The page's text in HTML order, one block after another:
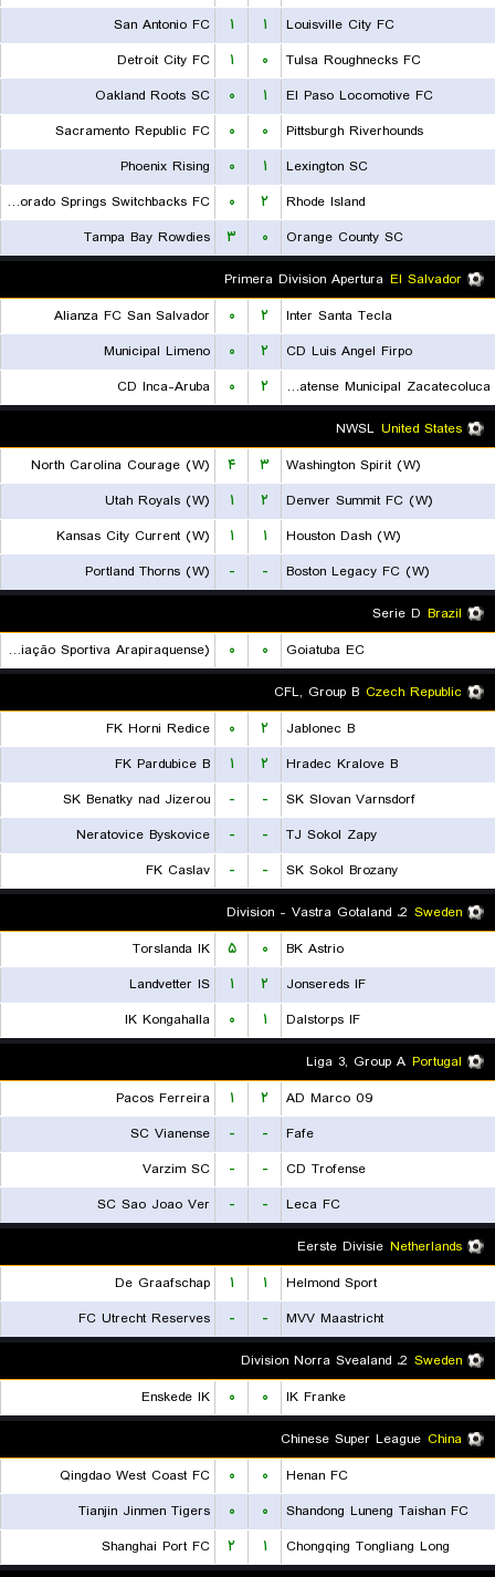
Louisville City FC ۱ ۱
San Antonio FC
Tulsa Roughnecks FC
۰ ۱
Detroit City FC
El Paso Locomotive FC
۱ ۰
Oakland Roots SC
Pittsburgh Riverhounds
۰ ۰
Sacramento Republic FC
Lexington SC
۱ ۰
Phoenix Rising
Rhode Island
۲ ۰
Colorado Springs Switchbacks FC
Orange County SC
۰ ۳
Tampa Bay Rowdies
El Salvador
Primera Division Apertura
Inter Santa Tecla
۲ ۰
Alianza FC San Salvador
CD Luis Angel Firpo
۲ ۰
Municipal Limeno
CD Platense Municipal Zacatecoluca
۲ ۰
CD Inca-Aruba
United States
NWSL
Washington Spirit (W)
۳ ۴
North Carolina Courage (W)
Denver Summit FC (W)
۲ ۱
Utah Royals (W)
Houston Dash (W)
۱ ۱
Kansas City Current (W)
Boston Legacy FC (W)
-
-
Portland Thorns (W)
Brazil
Serie D
Goiatuba EC
۰ ۰
ASA (Agremiação Sportiva Arapiraquense)
Czech Republic
CFL, Group B
Jablonec B
۲ ۰
FK Horni Redice
Hradec Kralove B
۲ ۱
FK Pardubice B
SK Slovan Varnsdorf
-
-
SK Benatky nad Jizerou
TJ Sokol Zapy
-
-
Neratovice Byskovice
SK Sokol Brozany
-
-
FK Caslav
Sweden
2. Division - Vastra Gotaland
BK Astrio
۰ ۵
Torslanda IK
Jonsereds IF
۲ ۱
Landvetter IS
Dalstorps IF
۱ ۰
IK Kongahalla
Portugal
Liga 3, Group A
AD Marco 09
۲ ۱
Pacos Ferreira
Fafe
-
-
SC Vianense
CD Trofense
-
-
Varzim SC
Leca FC
-
-
SC Sao Joao Ver
Netherlands
Eerste Divisie
Helmond Sport
۱ ۱
De Graafschap
MVV Maastricht
-
-
FC Utrecht Reserves
Sweden
2. Division Norra Svealand
IK Franke
۰ ۰
Enskede IK
China
Chinese Super League
Henan FC
۰ ۰
Qingdao West Coast FC
Shandong Luneng Taishan FC
۰ ۰
Tianjin Jinmen Tigers
Chongqing Tongliang Long
۱ ۲
Shanghai Port FC